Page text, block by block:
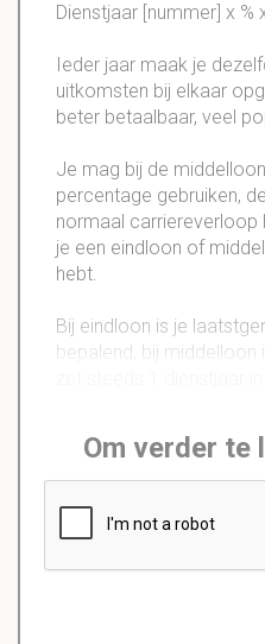
Dienstjaar nummer x %
Ieder jaar maak je
uitkomsten bij elkaar
beter betaalbaar, veel
Je mag bij de
percentage gebruiken,
normaal
je een eindloon of
hebt.
Bij eindloon is je
bepalend, bij
Om verder te